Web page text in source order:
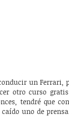
un Ferrari,
otro curso
tendré que
uno de